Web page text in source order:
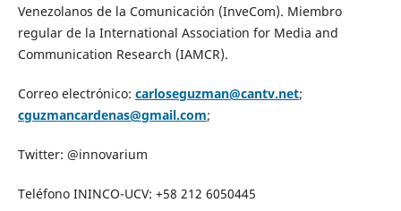
Venezolanos de la Comunicación (InveCom). Miembro
regular de la International Association for Media and
Communication Research (IAMCR).
Correo electrónico: carloseguzman@cantv.net;
cguzmancardenas@gmail.com;
Twitter: @innovarium
Teléfono ININCO-UCV: +58 212 6050445